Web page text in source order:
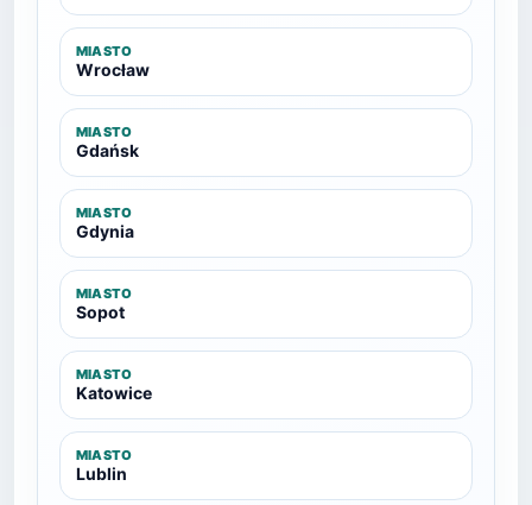
MIASTO
Wrocław
MIASTO
Gdańsk
MIASTO
Gdynia
MIASTO
Sopot
MIASTO
Katowice
MIASTO
Lublin